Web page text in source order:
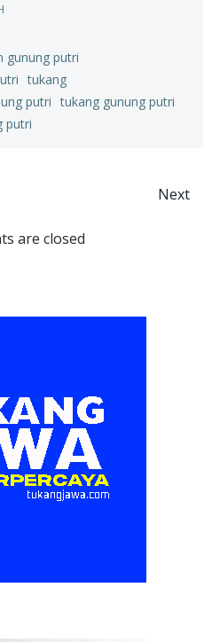
gunung putri
tukang
putri tukang gunung putri
putri
navigation
Next
are closed